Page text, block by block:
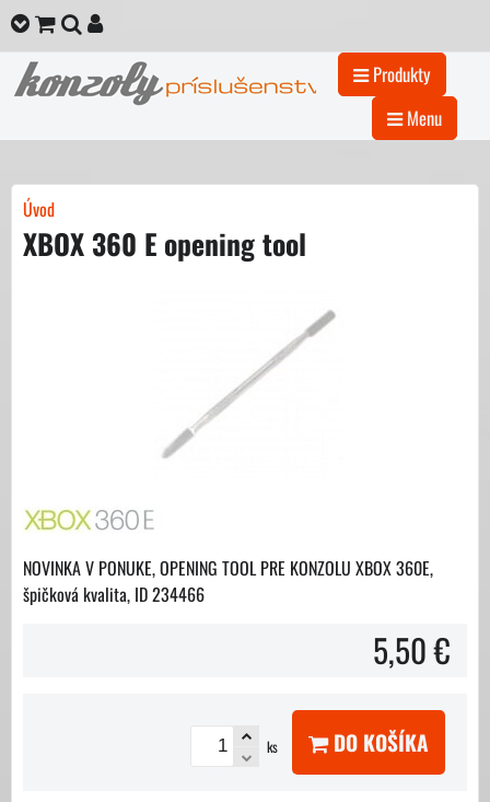
Produkty
Menu
Úvod
XBOX 360 E opening tool
NOVINKA V PONUKE, OPENING TOOL PRE KONZOLU XBOX 360E,
špičková kvalita, ID 234466
5,50 €
ks DO KOŠÍKA